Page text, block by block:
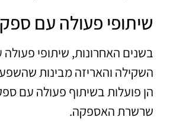
שיתופי פעולה עם
בשנים האחרונות, שיתופי
השקילה והאריזה מבינות
הן פועלות בשיתוף פעולה עם
שרשרת האספקה.